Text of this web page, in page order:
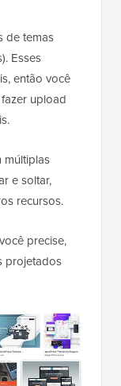
de temas
Esses
então você
upload
múltiplas
e soltar,
recursos.
precise,
projetados